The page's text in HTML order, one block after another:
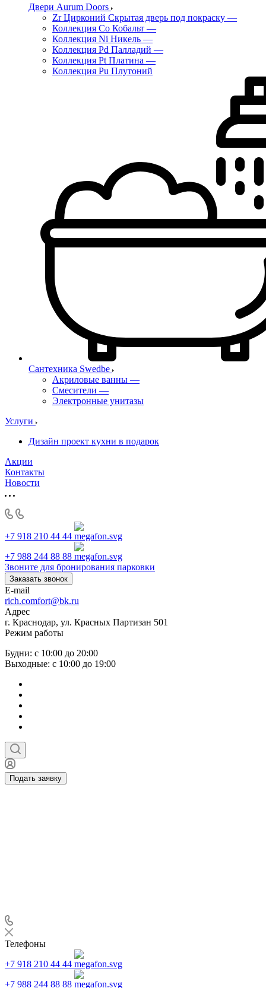
Двери Aurum Doors
Zr Цирконий Скрытая дверь под покраску —
Коллекция Co Кобальт —
Коллекция Ni Никель —
Коллекция Pd Палладий —
Коллекция Pt Платина —
Коллекция Pu Плутоний
Сантехника Swedbe
Акриловые ванны —
Смесители —
Электронные унитазы
Услуги
Дизайн проект кухни в подарок
Акции
Контакты
Новости
+7 918 210 44 44
+7 988 244 88 88
Звоните для бронирования парковки
Заказать звонок
E-mail
rich.comfort@bk.ru
Адрес
г. Краснодар, ул. Красных Партизан 501
Режим работы
Будни: с 10:00 до 20:00
Выходные: с 10:00 до 19:00
Подать заявку
Телефоны
+7 918 210 44 44
+7 988 244 88 88